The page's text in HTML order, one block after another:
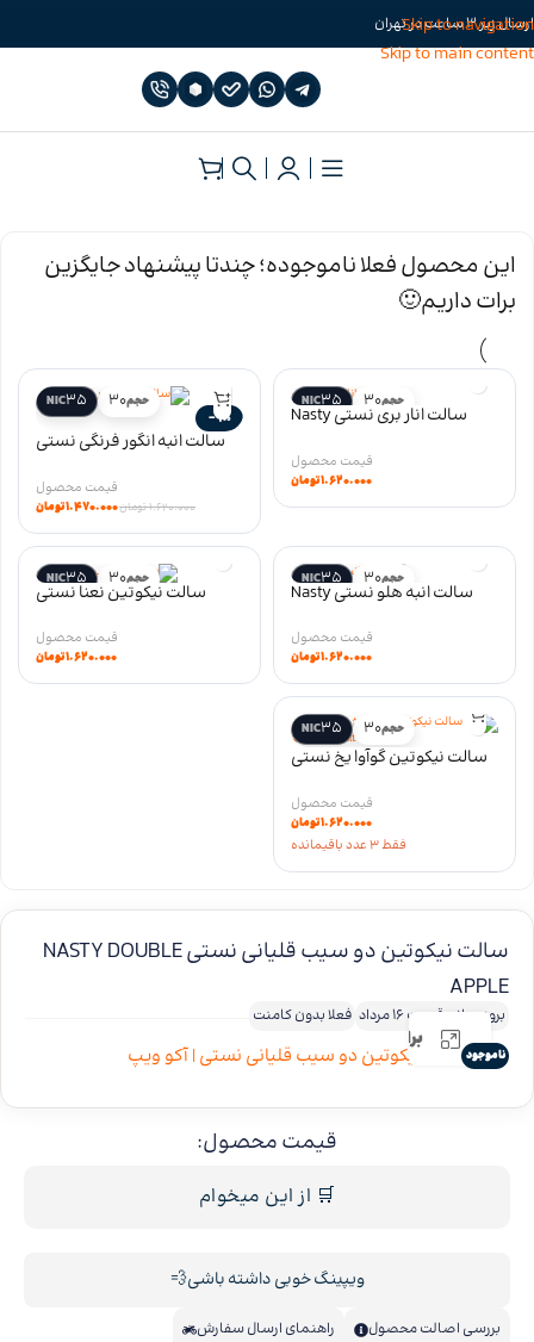
Skip to navigation
Skip to main content
ارسال زیر 3 ساعت در تهران
سالت نیکوتین نستی
این محصول فعلا ناموجوده؛ چندتا پیشنهاد جایگزین
برات داریم🙂
حجم30
35
NIC
سالت انار بری نستی Nasty
LIQ
۱.۶۲۰.۰۰۰تومان
حجم30
35
NIC
-9%
سالت انبه انگور فرنگی نستی
salt سری LIQ
۱.۶۲۰.۰۰۰تومان۱.۴۷۰.۰۰۰تومان
حجم30
35
NIC
سالت انبه هلو نستی Nasty
۱.۶۲۰.۰۰۰تومان
حجم30
35
NIC
سالت نیکوتین نعنا نستی
۱.۶۲۰.۰۰۰تومان
حجم30
35
NIC
سالت نیکوتین گوآوا یخ نستی
۱.۶۲۰.۰۰۰تومان
فقط 3 عدد باقیمانده
قیمت محصول:
🛒 از این میخوام
ویپینگ خوبی داشته باشی💨
بررسی اصالت محصول راهنمای ارسال سفارش
سالت نیکوتین دو سیب قلیانی نستی NASTY DOUBLE
APPLE
بروزرسانی قیمت 16 مرداد فعلا بدون کامنت
ناموجود
برای بزرگنمایی کلیک کنید